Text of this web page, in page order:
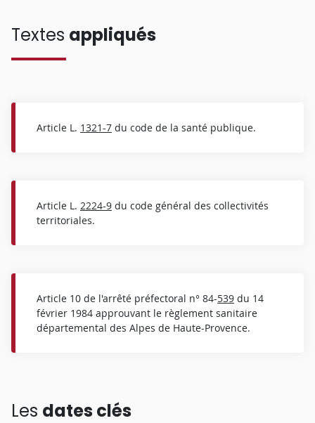
Textes appliqués
Article L. 1321-7 du code de la santé publique.
Article L. 2224-9 du code général des collectivités
territoriales.
Article 10 de l'arrêté préfectoral n° 84-539 du 14
février 1984 approuvant le règlement sanitaire
départemental des Alpes de Haute-Provence.
Les dates clés